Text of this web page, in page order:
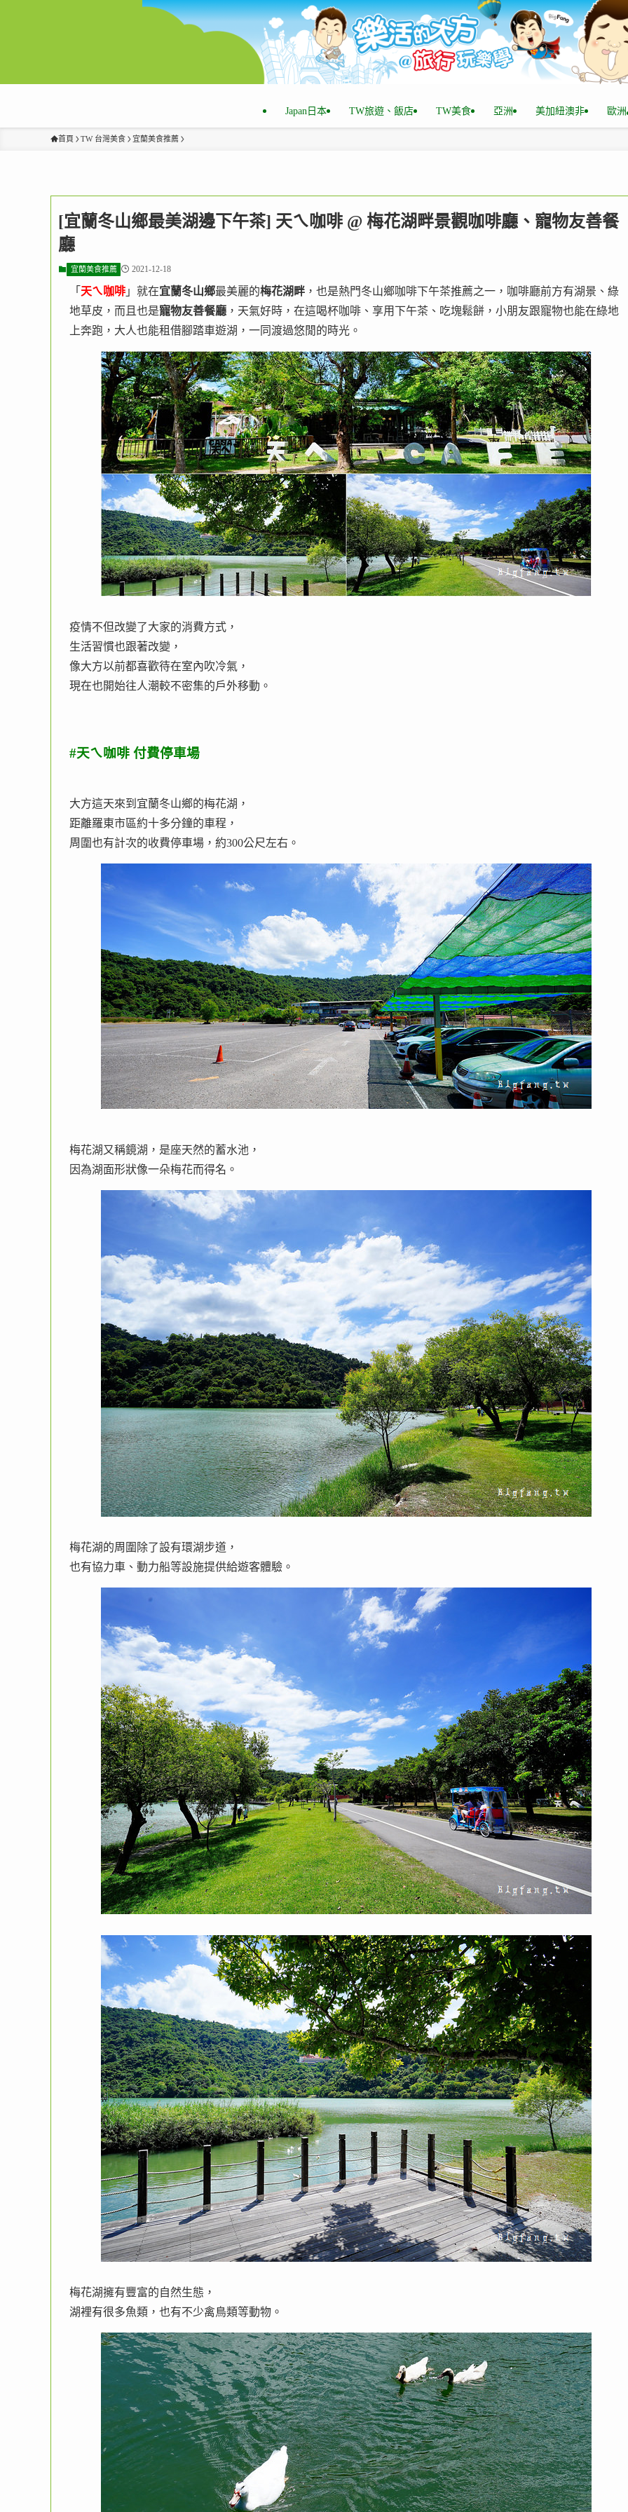
Japan日本 TW旅遊、飯店 TW美食 亞洲 美加紐澳非 歐洲
首頁 TW 台灣美食 宜蘭美食推薦
[宜蘭冬山鄉最美湖邊下午茶] 天ㄟ咖啡 @ 梅花湖畔景觀咖啡廳、寵物友善餐
廳
宜蘭美食推薦 2021-12-18
「 天ㄟ咖啡 」就在宜蘭冬山鄉最美麗的梅花湖畔 ，也是熱門冬山鄉咖啡下午茶推薦之一，咖啡廳前方有湖景、綠
地草皮，而且也是寵物友善餐廳 ，天氣好時，在這喝杯咖啡、享用下午茶、吃塊鬆餅，小朋友跟寵物也能在綠地
上奔跑，大人也能租借腳踏車遊湖，一同渡過悠閒的時光。
疫情不但改變了大家的消費方式，
生活習慣也跟著改變，
像大方以前都喜歡待在室內吹冷氣，
現在也開始往人潮較不密集的戶外移動。
#天ㄟ咖啡 付費停車場
大方這天來到宜蘭冬山鄉的梅花湖，
距離羅東市區約十多分鐘的車程，
周圍也有計次的收費停車場，約300公尺左右。
梅花湖又稱鏡湖，是座天然的蓄水池，
因為湖面形狀像一朵梅花而得名。
梅花湖的周圍除了設有環湖步道，
也有協力車、動力船等設施提供給遊客體驗。
梅花湖擁有豐富的自然生態，
湖裡有很多魚類，也有不少禽鳥類等動物。